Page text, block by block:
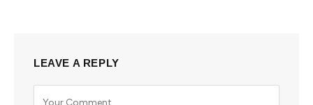
LEAVE A REPLY